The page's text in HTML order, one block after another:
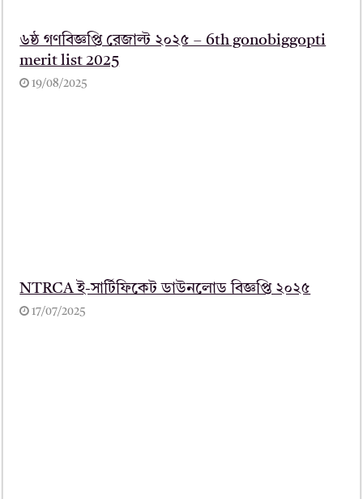
৬ষ্ঠ গণবিজ্ঞপ্তি রেজাল্ট ২০২৫ – 6th gonobiggopti
merit list 2025
19/08/2025
NTRCA ই-সার্টিফিকেট ডাউনলোড বিজ্ঞপ্তি ২০২৫
17/07/2025